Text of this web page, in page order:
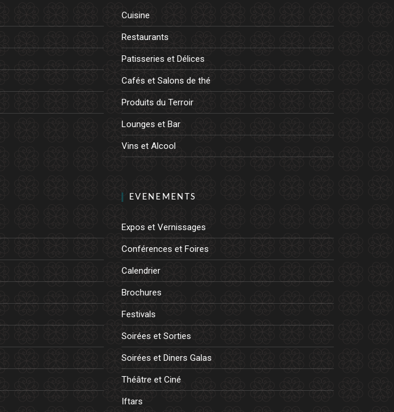
Cuisine
Restaurants
Patisseries et Délices
Cafés et Salons de thé
Produits du Terroir
Lounges et Bar
Vins et Alcool
EVENEMENTS
Expos et Vernissages
Conférences et Foires
Calendrier
Brochures
Festivals
Soirées et Sorties
Soirées et Diners Galas
Théâtre et Ciné
Iftars